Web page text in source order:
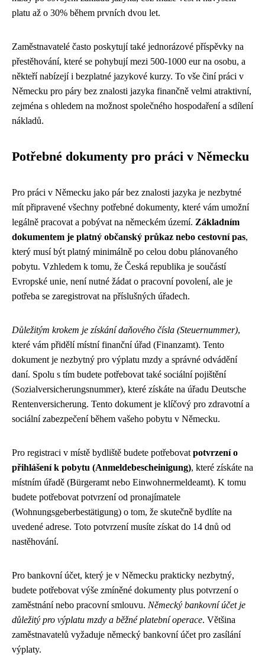
platu až o 30% během prvních dvou let.
Zaměstnavatelé často poskytují také jednorázové příspěvky na
přestěhování, které se pohybují mezi 500-1000 eur na osobu, a
někteří nabízejí i bezplatné jazykové kurzy. To vše činí práci v
Německu pro páry bez znalosti jazyka finančně velmi atraktivní,
zejména s ohledem na možnost společného hospodaření a sdílení
nákladů.
Potřebné dokumenty pro práci v Německu
Pro práci v Německu jako pár bez znalosti jazyka je nezbytné
mít připravené všechny potřebné dokumenty, které vám umožní
legálně pracovat a pobývat na německém území. Základním
dokumentem je platný občanský průkaz nebo cestovní pas,
který musí být platný minimálně po celou dobu plánovaného
pobytu. Vzhledem k tomu, že Česká republika je součástí
Evropské unie, není nutné žádat o pracovní povolení, ale je
potřeba se zaregistrovat na příslušných úřadech.
Důležitým krokem je získání daňového čísla (Steuernummer),
které vám přidělí místní finanční úřad (Finanzamt). Tento
dokument je nezbytný pro výplatu mzdy a správné odvádění
daní. Spolu s tím budete potřebovat také sociální pojištění
(Sozialversicherungsnummer), které získáte na úřadu Deutsche
Rentenversicherung. Tento dokument je klíčový pro zdravotní a
sociální zabezpečení během vašeho pobytu v Německu.
Pro registraci v místě bydliště budete potřebovat potvrzení o
přihlášení k pobytu (Anmeldebescheinigung), které získáte na
místním úřadě (Bürgeramt nebo Einwohnermeldeamt). K tomu
budete potřebovat potvrzení od pronajímatele
(Wohnungsgeberbestätigung) o tom, že skutečně bydlíte na
uvedené adrese. Toto potvrzení musíte získat do 14 dnů od
nastěhování.
Pro bankovní účet, který je v Německu prakticky nezbytný,
budete potřebovat výše zmíněné dokumenty plus potvrzení o
zaměstnání nebo pracovní smlouvu. Německý bankovní účet je
důležitý pro výplatu mzdy a běžné platební operace. Většina
zaměstnavatelů vyžaduje německý bankovní účet pro zasílání
výplaty.